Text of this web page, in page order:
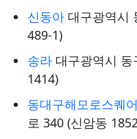
신동아 대구광역시
489-1)
송라 대구광역시
1414)
동대구해모로스퀘
로 340 (신암동